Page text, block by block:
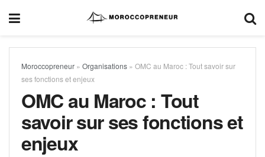
Moroccopreneur » Organisations » OMC au Maroc : Tout savoir sur
ses fonctions et enjeux
OMC au Maroc : Tout
savoir sur ses fonctions et
enjeux